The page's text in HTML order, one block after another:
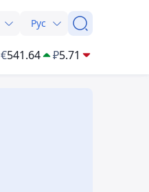
Рус
€541.64 ₽5.71